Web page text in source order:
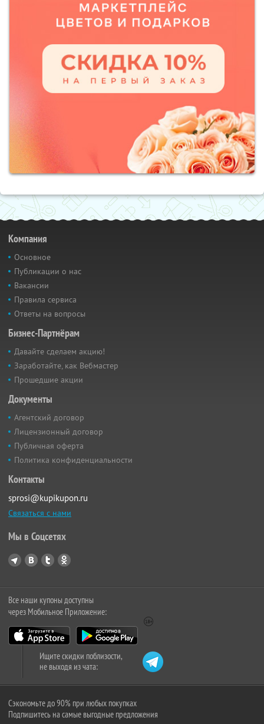
Компания
Основное
Публикации о нас
Вакансии
Правила сервиса
Ответы на вопросы
Бизнес-Партнёрам
Давайте сделаем акцию!
Заработайте, как Вебмастер
Прошедшие акции
Документы
Агентский договор
Лицензионный договор
Публичная оферта
Политика конфиденциальности
Контакты
sprosi@kupikupon.ru
Связаться с нами
Мы в Соцсетях
Все наши купоны доступны
через Мобильное Приложение:
Ищите скидки поблизости,
не выходя из чата:
Сэкономьте до 90% при любых покупках
Подпишитесь на самые выгодные предложения